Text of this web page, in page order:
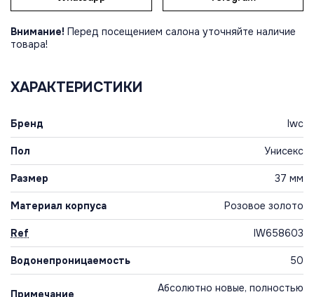
Внимание! Перед посещением салона уточняйте наличие
товара!
ХАРАКТЕРИСТИКИ
Бренд Iwc
Пол Унисекс
Размер 37 мм
Материал корпуса Розовое золото
Ref IW658603
Водонепроницаемость 50
Примечание
Абсолютно новые, полностью